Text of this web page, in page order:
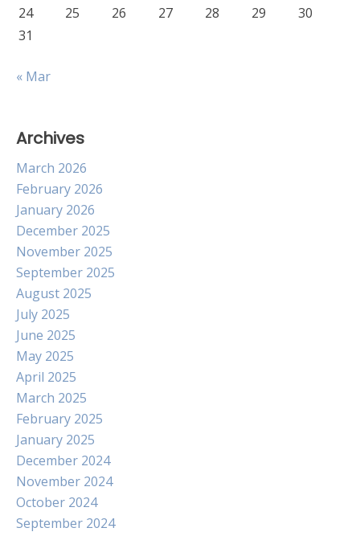
24
25 26 27 28 29
30
31
« Mar
Archives
March 2026
February 2026
January 2026
December 2025
November 2025
September 2025
August 2025
July 2025
June 2025
May 2025
April 2025
March 2025
February 2025
January 2025
December 2024
November 2024
October 2024
September 2024